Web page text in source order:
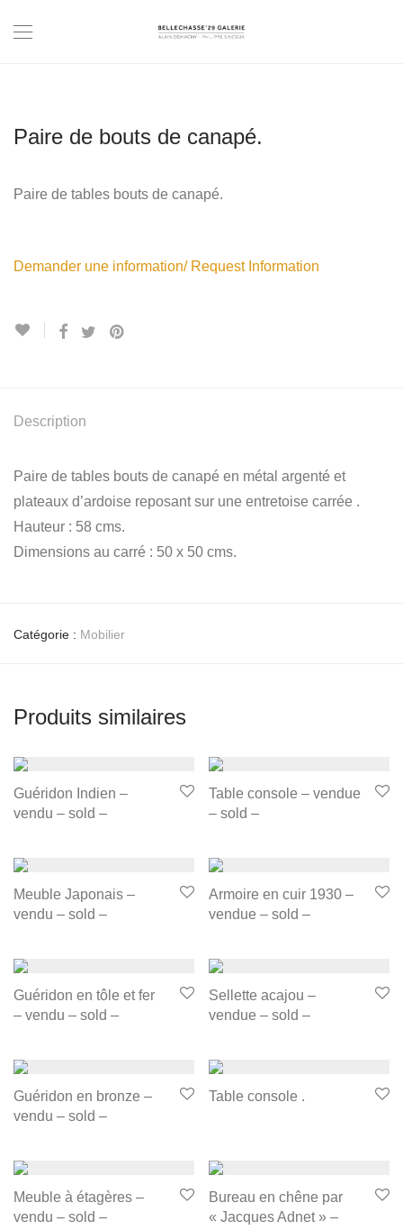
Paire de bouts de canapé.
Paire de tables bouts de canapé.
Demander une information/ Request Information
Description
Paire de tables bouts de canapé en métal argenté et
plateaux d’ardoise reposant sur une entretoise carrée .
Hauteur : 58 cms.
Dimensions au carré : 50 x 50 cms.
Catégorie : Mobilier
Produits similaires
Guéridon Indien –
vendu – sold –
Table console – vendue
– sold –
Meuble Japonais –
vendu – sold –
Armoire en cuir 1930 –
vendue – sold –
Guéridon en tôle et fer
– vendu – sold –
Sellette acajou –
vendue – sold –
Guéridon en bronze –
vendu – sold –
Table console .
Meuble à étagères –
vendu – sold –
Bureau en chêne par
« Jacques Adnet » –